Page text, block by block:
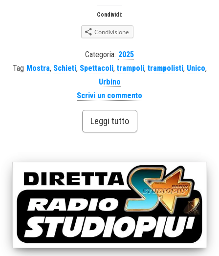
Condividi:
Condivisione
Categoria: 2025
Tag Mostra, Schieti, Spettacoli, trampoli, trampolisti, Unico,
Urbino
Scrivi un commento
Leggi tutto